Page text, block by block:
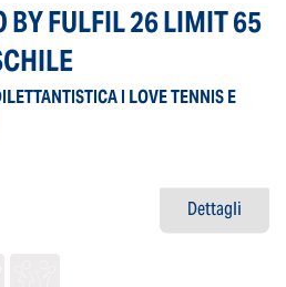
BY FULFIL 26 LIMIT 65
I LOVE TENNIS E
Dettagli